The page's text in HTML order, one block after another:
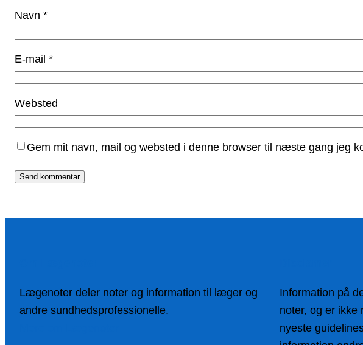
Navn *
E-mail *
Websted
Gem mit navn, mail og websted i denne browser til næste gang jeg
Lægenoter deler noter og information til læger og
andre sundhedsprofessionelle.
Information på
noter, og er ikke
nyeste